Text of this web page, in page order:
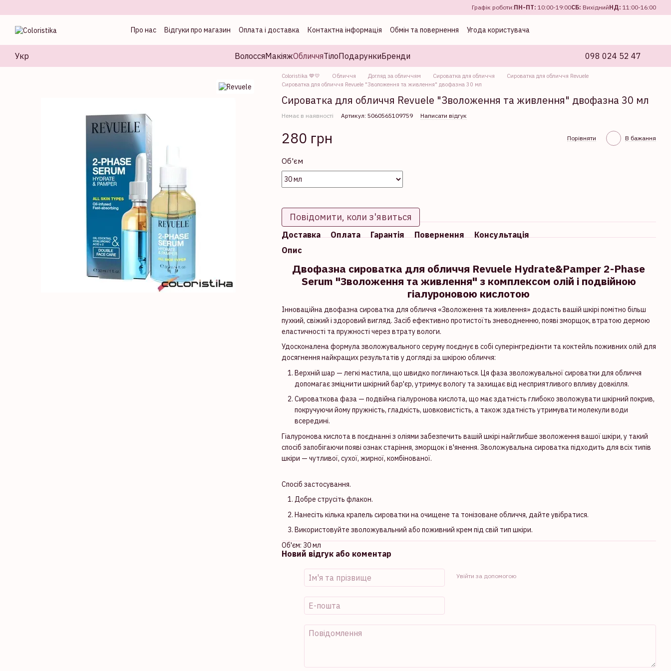
Графік роботи:ПН-ПТ: 10:00-19:00CБ: ВихіднийНД: 11:00-16:00
Про нас Відгуки про магазин Оплата і доставка Контактна інформація Обмін та повернення
Угода користувача
Укр ВолоссяМакіяжОбличчяТілоПодарункиБренди 098 024 52 47
Coloristika 💙💛 Обличчя Догляд за обличчям Сироватка для обличчя
Сироватка для обличчя Revuele
Сироватка для обличчя Revuele "Зволоження та живлення" двофазна 30 мл
Сироватка для обличчя Revuele "Зволоження та живлення" двофазна 30 мл
Немає в наявності Артикул: 5060565109759 Написати відгук
280 грн Порівняти В бажання
Об'єм
Повідомити, коли з'явиться
Доставка Оплата Гарантія Повернення
Консультація
Опис
Двофазна сироватка для обличчя Revuele Hydrate&Pamper 2-Phase
Serum "Зволоження та живлення" з комплексом олій і подвійною
гіалуроновою кислотою
Інноваційна двофазна сироватка для обличчя «Зволоження та живлення» додасть вашій шкірі помітно більш
пухкий, свіжий і здоровий вигляд. Засіб ефективно протистоїть зневодненню, появі зморщок, втратою дермою
еластичності та пружності через втрату вологи.
Удосконалена формула зволожувального серуму поєднує в собі суперінгредієнти та коктейль поживних олій для
досягнення найкращих результатів у догляді за шкірою обличчя:
Верхній шар — легкі мастила, що швидко поглинаються. Ця фаза зволожувальної сироватки для обличчя
допомагає зміцнити шкірний бар'єр, утримує вологу та захищає від несприятливого впливу довкілля.
Сироваткова фаза — подвійна гіалуронова кислота, що має здатність глибоко зволожувати шкірний покрив,
покручуючи йому пружність, гладкість, шовковистість, а також здатність утримувати молекули води
всередині.
Гіалуронова кислота в поєднанні з оліями забезпечить вашій шкірі найглибше зволоження вашої шкіри, у такий
спосіб запобігаючи появі ознак старіння, зморщок і в'янення. Зволожувальна сироватка підходить для всіх типів
шкіри — чутливої, сухої, жирної, комбінованої.
Спосіб застосування.
Добре струсіть флакон.
Нанесіть кілька крапель сироватки на очищене та тонізоване обличчя, дайте увібратися.
Використовуйте зволожувальний або поживний крем під свій тип шкіри.
Об'єм: 30 мл
Новий відгук або коментар
Увійти за допомогою